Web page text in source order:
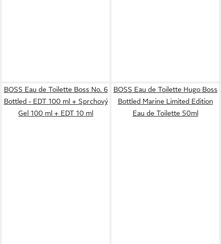
BOSS Eau de Toilette Boss No. 6
Bottled - EDT 100 ml + Sprchový
Gel 100 ml + EDT 10 ml
BOSS Eau de Toilette Hugo Boss
Bottled Marine Limited Edition
Eau de Toilette 50ml